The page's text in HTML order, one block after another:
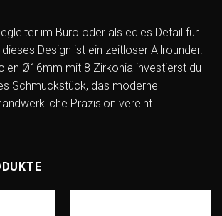
im Büro oder als edles Detail für
Design ist ein zeitloser Allrounder.
Ø16mm mit 8 Zirkonia investierst du
Schmuckstück, das moderne
Präzision vereint.